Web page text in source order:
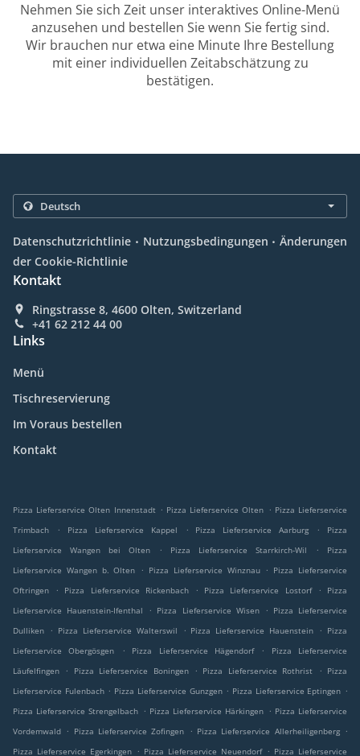
Nehmen Sie sich Zeit unser interaktives Online-Menü
anzusehen und bestellen Sie wenn Sie fertig sind.
Wir brauchen nur etwa eine Minute Ihre Bestellung
mit einer individuellen Zeitabschätzung zu
bestätigen.
Datenschutzrichtlinie . Nutzungsbedingungen . Änderungen
der Cookie-Richtlinie
Kontakt
Ringstrasse 8, 4600 Olten, Switzerland
+41 62 212 44 00
Links
Menü
Tischreservierung
Im Voraus bestellen
Kontakt
Pizza Lieferservice Olten Innenstadt . Pizza Lieferservice Olten . Pizza Lieferservice
Trimbach
. Pizza Lieferservice Kappel . Pizza Lieferservice Aarburg .
Pizza
Lieferservice Wangen bei Olten
. Pizza Lieferservice Starrkirch-Wil .
Pizza
Lieferservice Wangen b. Olten
. Pizza Lieferservice Winznau . Pizza Lieferservice
Oftringen
. Pizza Lieferservice Rickenbach . Pizza Lieferservice Lostorf .
Pizza
Lieferservice Hauenstein-Ifenthal
. Pizza Lieferservice Wisen . Pizza Lieferservice
Dulliken
. Pizza Lieferservice Walterswil . Pizza Lieferservice Hauenstein . Pizza
Lieferservice Obergösgen
. Pizza Lieferservice Hägendorf .
Pizza Lieferservice
Läufelfingen
. Pizza Lieferservice Boningen . Pizza Lieferservice Rothrist . Pizza
Lieferservice Fulenbach . Pizza Lieferservice Gunzgen . Pizza Lieferservice Eptingen .
Pizza Lieferservice Strengelbach . Pizza Lieferservice Härkingen . Pizza Lieferservice
Vordemwald . Pizza Lieferservice Zofingen . Pizza Lieferservice Allerheiligenberg .
Pizza Lieferservice Egerkingen . Pizza Lieferservice Neuendorf . Pizza Lieferservice